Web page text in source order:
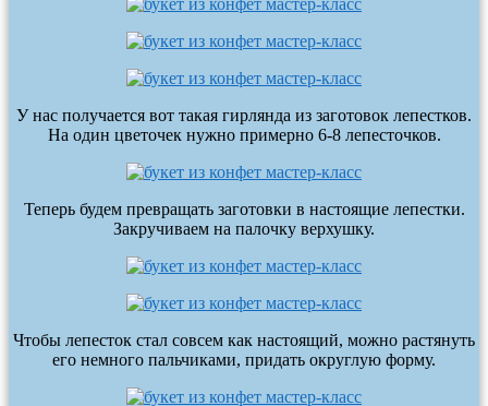
У нас получается вот такая гирлянда из заготовок лепестков.
На один цветочек нужно примерно 6-8 лепесточков.
Теперь будем превращать заготовки в настоящие лепестки.
Закручиваем на палочку верхушку.
Чтобы лепесток стал совсем как настоящий, можно растянуть
его немного пальчиками, придать округлую форму.